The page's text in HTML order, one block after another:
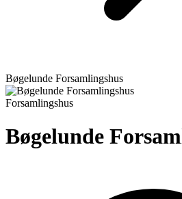
Bøgelunde Forsamlingshus
Forsamlingshus
Bøgelunde